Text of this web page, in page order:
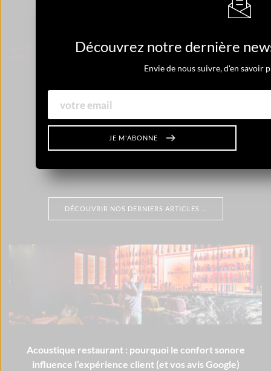
MONZU 2
DÉCOUVRIR NOS DERNIERS ARTICLES ...
Acoustique restaurant : pourquoi le confort sonore
influence l’expérience client (et vos avis Google)
Découvrez notre dernière
Envie de nous suivre, d'en savoir
JE M'ABONNE